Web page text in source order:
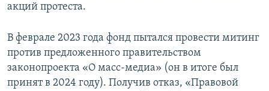
акций протеста.
В феврале 2023 года фонд пытался провести митинг
против предложенного правительством
законопроекта «О масс-медиа» (он в итоге был
принят в 2024 году). Получив отказ, «Правовой